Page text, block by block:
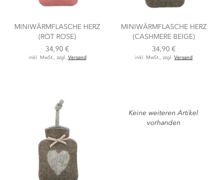
MINIWÄRMFLASCHE HERZ
(ROT ROSE)
34,90 €
inkl. MwSt., zzgl. Versand
MINIWÄRMFLASCHE HERZ
(CASHMERE BEIGE)
34,90 €
inkl. MwSt., zzgl.Versand
Keine weiteren Artikel
vorhanden